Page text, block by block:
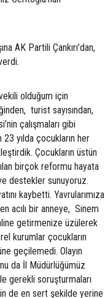
AK Partili Çankırı’dan,
olduğum için
turist sayısından,
çalışmaları gibi
yılda çocukların her
Çocukların üstün
birçok reformu hayata
destekler sunuyoruz.
kaybetti. Yavrularımıza
acılı bir anneye, Sinem
getirmenize üzülerek
kurumlar çocukların
geçilemedi. Olayın
da İl Müdürlüğümüz
gerekli soruşturmaları
de en sert şekilde yerine